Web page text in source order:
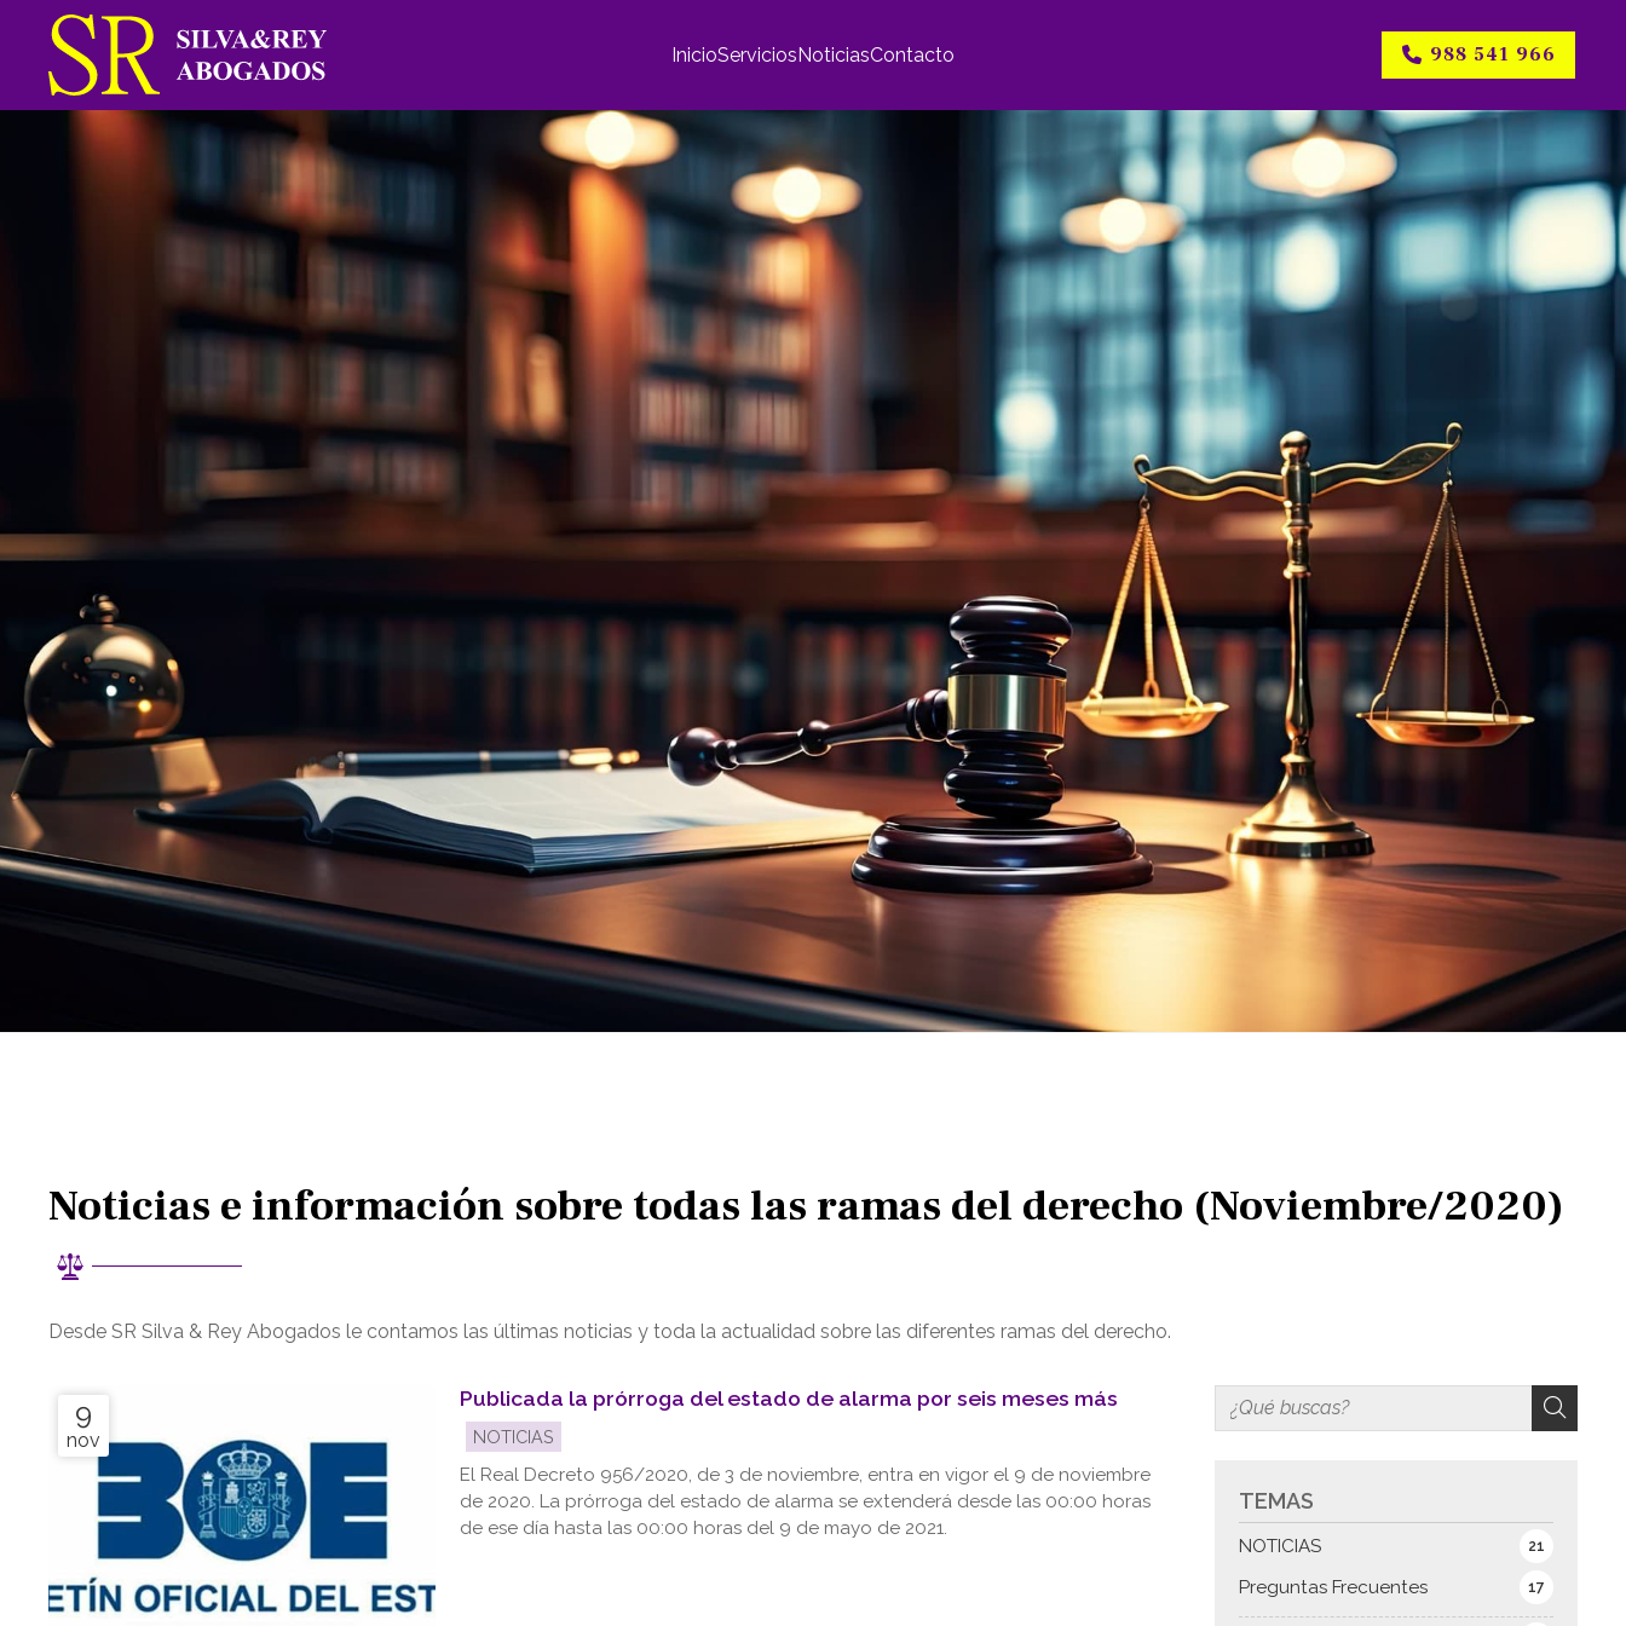
InicioServiciosNoticiasContacto 988 541 966
Noticias e información sobre todas las ramas del derecho (Noviembre/2020)
Desde SR Silva & Rey Abogados le contamos las últimas noticias y toda la actualidad sobre las diferentes ramas del derecho.
TEMAS
NOTICIAS 21
Preguntas Frecuentes 17
9
nov
Publicada la prórroga del estado de alarma por seis meses más
NOTICIAS
El Real Decreto 956/2020, de 3 de noviembre, entra en vigor el 9 de noviembre
de 2020. La prórroga del estado de alarma se extenderá desde las 00:00 horas
de ese día hasta las 00:00 horas del 9 de mayo de 2021.